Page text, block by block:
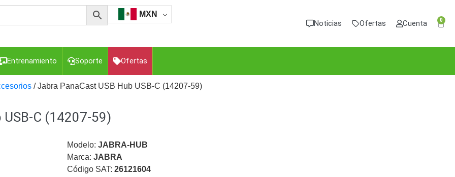
MXN
Noticias Ofertas Cuenta 0
Entrenamiento Soporte Ofertas
para Computadora y Smartphones
Gabinetes de Acero para DVR y NVR
y Brackets para CámarasPartes o
Transceptores de Video
/ Jabra PanaCast USB Hub USB-C (14207-59)
USB-C (14207-59)
Modelo: JABRA-HUB
Marca: JABRA
Código SAT: 26121604